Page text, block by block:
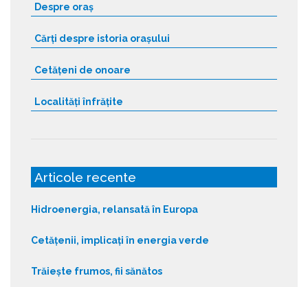
Despre oraș
Cărți despre istoria orașului
Cetățeni de onoare
Localități înfrățite
Articole recente
Hidroenergia, relansată în Europa
Cetățenii, implicați în energia verde
Trăiește frumos, fii sănătos